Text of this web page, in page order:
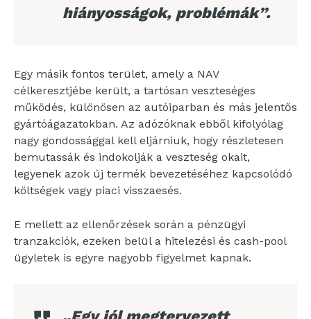
hiányosságok, problémák”.
Egy másik fontos terület, amely a NAV
célkeresztjébe került, a tartósan veszteséges
működés, különösen az autóiparban és más jelentős
gyártóágazatokban. Az adózóknak ebből kifolyólag
nagy gondossággal kell eljárniuk, hogy részletesen
bemutassák és indokolják a veszteség okait,
legyenek azok új termék bevezetéséhez kapcsolódó
költségek vagy piaci visszaesés.
E mellett az ellenőrzések során a pénzügyi
tranzakciók, ezeken belül a hitelezési és cash-pool
ügyletek is egyre nagyobb figyelmet kapnak.